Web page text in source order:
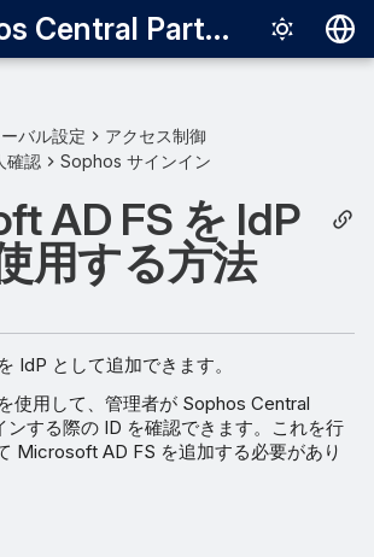
Sophos Central Partner
Français
Italiano
Português
中文（繁體）
メタデータ
バル設定
アクセス制御
確認
Sophos サインイン
AD FS を IdP
用する方法
IdP として追加できます。
使用して、管理者が Sophos Central
ンする際の ID を確認できます。これを行
Microsoft AD FS を追加する必要があり